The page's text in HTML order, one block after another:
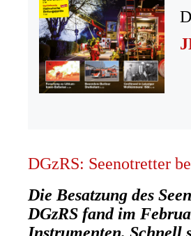
DGzRS: Seenotretter
Die Besatzung des
DGzRS fand im
Instrumenten. Schnell